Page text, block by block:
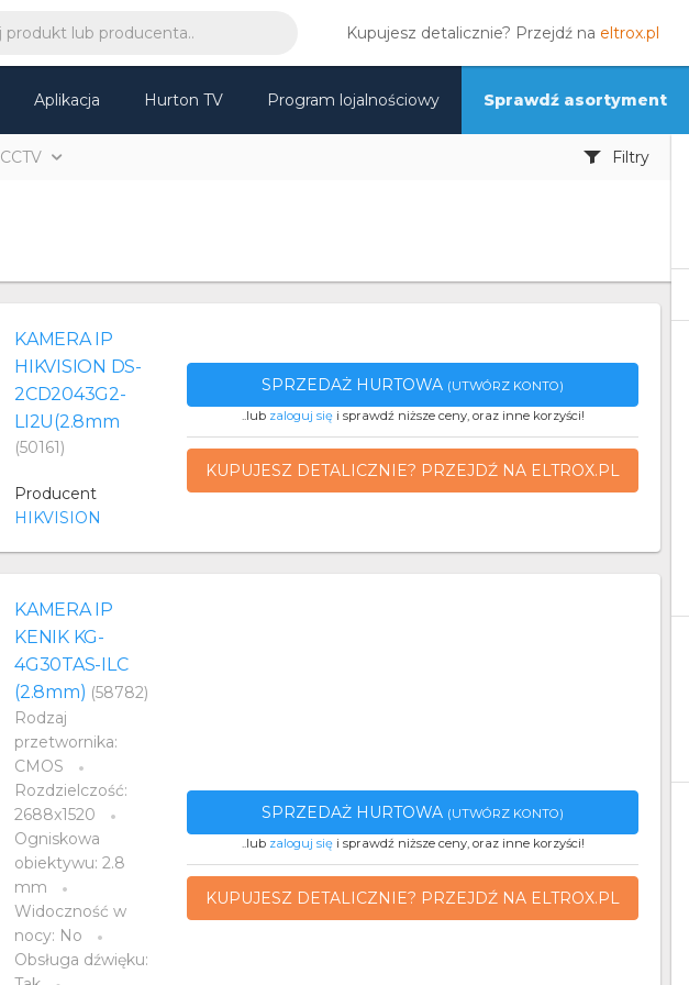
Kupujesz detalicznie? Przejdź na eltrox.pl
Aplikacja Hurton TV Program lojalnościowy Sprawdź asortyment
CCTV Filtry
KAMERA IP
HIKVISION DS-
2CD2043G2-
LI2U(2.8mm
(50161)
Producent
HIKVISION
SPRZEDAŻ HURTOWA (UTWÓRZ KONTO)
..lub zaloguj sięi sprawdź niższe ceny, oraz inne korzyści!
KUPUJESZ DETALICZNIE? PRZEJDŹ NA ELTROX.PL
KAMERA IP
KENIK KG-
4G30TAS-ILC
(2.8mm) (58782)
Rodzaj
przetwornika:
CMOS
Rozdzielczość:
2688x1520
Ogniskowa
obiektywu: 2.8
mm
Widoczność w
nocy: No
Obsługa dźwięku:
SPRZEDAŻ HURTOWA (UTWÓRZ KONTO)
..lub zaloguj sięi sprawdź niższe ceny, oraz inne korzyści!
KUPUJESZ DETALICZNIE? PRZEJDŹ NA ELTROX.PL